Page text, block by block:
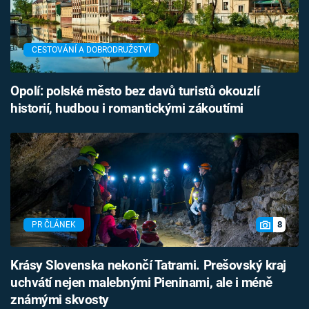
CESTOVÁNÍ A DOBRODRUŽSTVÍ
Opolí: polské město bez davů turistů okouzlí
historií, hudbou i romantickými zákoutími
PR ČLÁNEK 8
Krásy Slovenska nekončí Tatrami. Prešovský kraj
uchvátí nejen malebnými Pieninami, ale i méně
známými skvosty